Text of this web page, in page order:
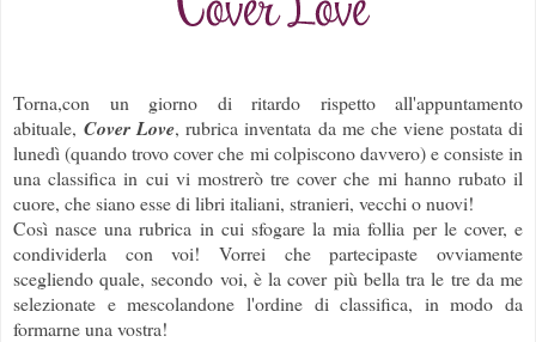
Torna,con un giorno di ritardo rispetto all'appuntamento
abituale,Cover Love, rubrica inventata da me che viene postata di
lunedì (quando trovo cover che mi colpiscono davvero) e consiste in
una classifica in cui vi mostrerò tre cover che mi hanno rubato il
cuore, che siano esse di libri italiani, stranieri, vecchi o nuovi!
Così nasce una rubrica in cui sfogare la mia follia per le cover, e
condividerla con voi! Vorrei che partecipaste ovviamente
scegliendo quale, secondo voi, è la cover più bella tra le tre da me
selezionate e mescolandone l'ordine di classifica, in modo da
formarne una vostra!